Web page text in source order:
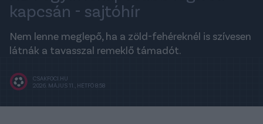
kapcsán - sajtóhír
Nem lenne meglepő, ha a zöld-fehéreknél is szívesen
látnák a tavasszal remeklő támadót.
CSAKFOCI.HU
2026. MÁJUS 11., HÉTFŐ 8:58